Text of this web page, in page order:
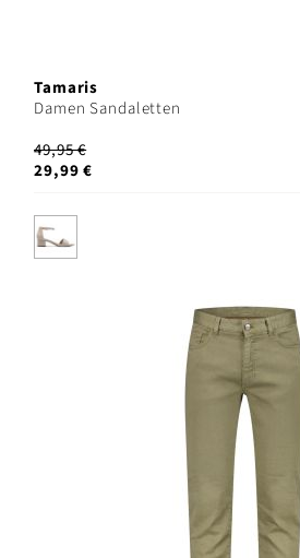
Tamaris
Damen Sandaletten
49,95 €
29,99 €